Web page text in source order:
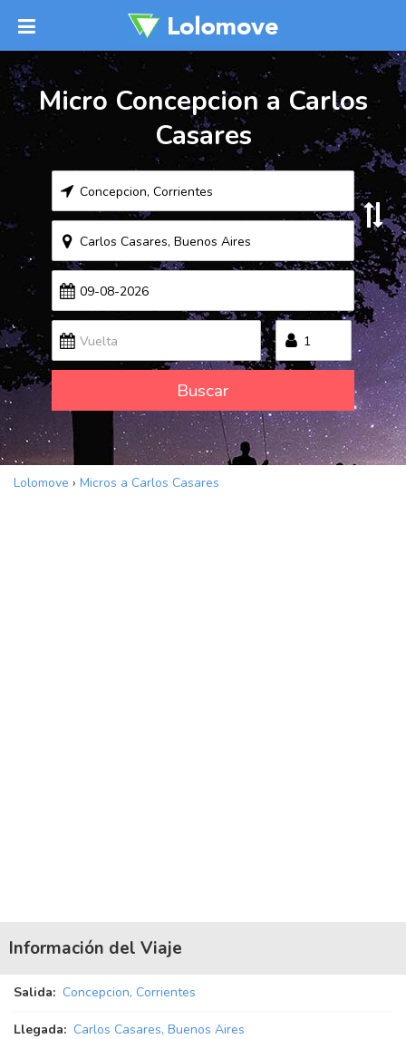
Micro Concepcion a Carlos
Casares
Buscar
Lolomove › Micros a Carlos Casares
Información del Viaje
Salida: Concepcion, Corrientes
Llegada: Carlos Casares, Buenos Aires